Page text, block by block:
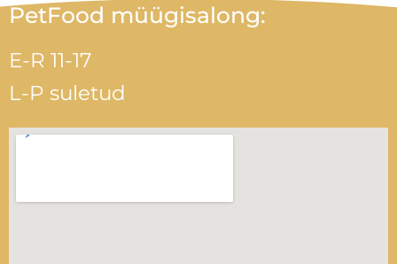
PetFood müügisalong:
E-R 11-17
L-P suletud